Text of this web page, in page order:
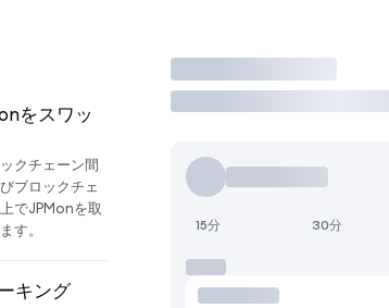
をスワッ
クチェーン間
ブロックチェ
でJPMonを取
す。
キング
取引
15分 30分